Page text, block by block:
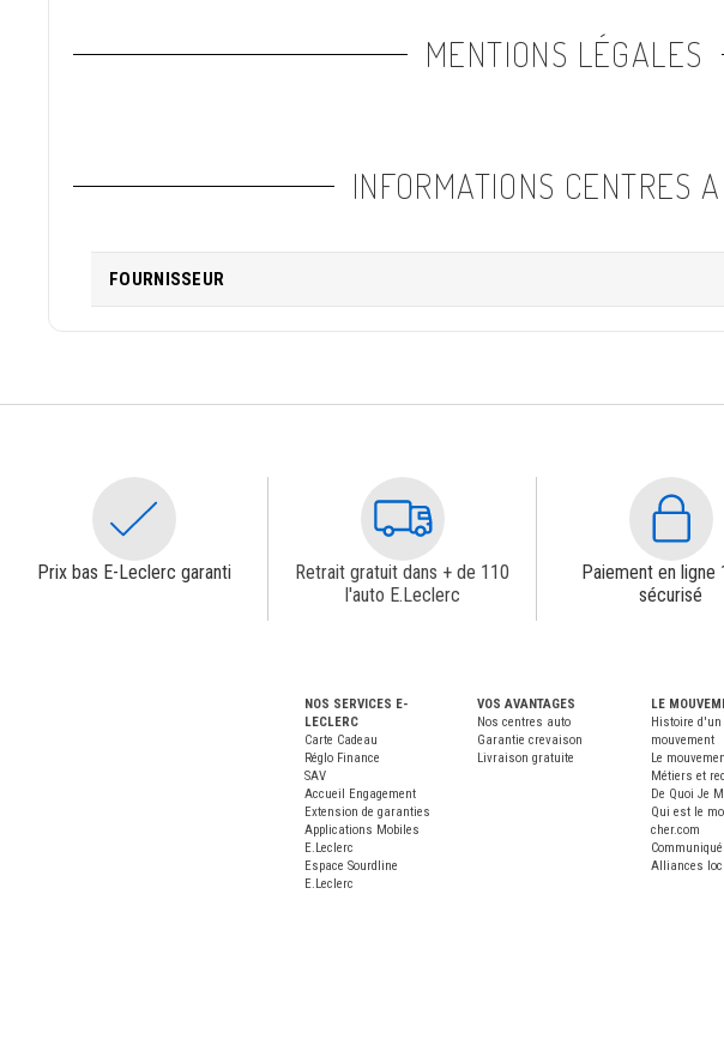
MENTIONS LÉGALES
INFORMATIONS CENTRES
FOURNISSEUR
Prix bas E-Leclerc garanti
Retrait gratuit dans + de 110
l'auto E.Leclerc
Paiement en ligne
sécurisé
NOS SERVICES E-
LECLERC
Carte Cadeau
Réglo Finance
SAV
Accueil Engagement
Extension de garanties
Applications Mobiles
E.Leclerc
Espace Sourdline
E.Leclerc
VOS AVANTAGES
Nos centres auto
Garantie crevaison
Livraison gratuite
LE
Histoire d'un
mouvement
Le
Métiers et
De Quoi Je
Qui est le
cher.com
Alliances